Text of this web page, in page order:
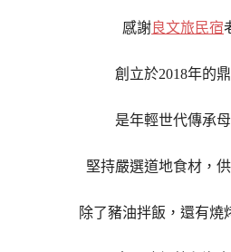
感謝 良文旅民宿
創立於2018年的
是年輕世代傳承
堅持嚴選道地食材，
除了豬油拌飯，還有燒